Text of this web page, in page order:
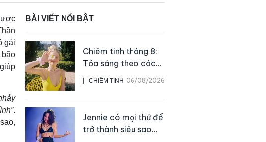
gái
bão
.
BÀI VIẾT NỔI BẬT
CHIÊM TINH 06/08/2026
Chiêm tinh tháng 8:
Tỏa sáng theo cách
của chính mình
Jennie có mọi thứ để
trở thành siêu sao